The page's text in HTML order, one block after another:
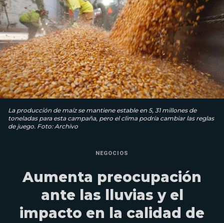
La producción de maíz se mantiene estable en 5, 31 millones de
toneladas para esta campaña, pero el clima podría cambiar las reglas
de juego. Foto: Archivo
NEGOCIOS
Aumenta preocupación
ante las lluvias y el
impacto en la calidad de